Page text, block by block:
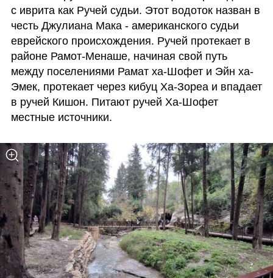
с иврита как Ручей судьи. Этот водоток назван в
честь Джулиана Мака - американского судьи
еврейского происхождения. Ручей протекает в
районе Рамот-Менаше, начиная свой путь
между поселениями Рамат ха-Шофет и Эйн ха-
Эмек, протекает через кибуц Ха-Зореа и впадает
в ручей Кишон. Питают ручей Ха-Шофет
местные источники.